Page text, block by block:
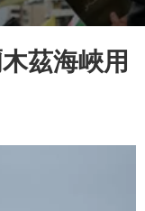
茲海峽用